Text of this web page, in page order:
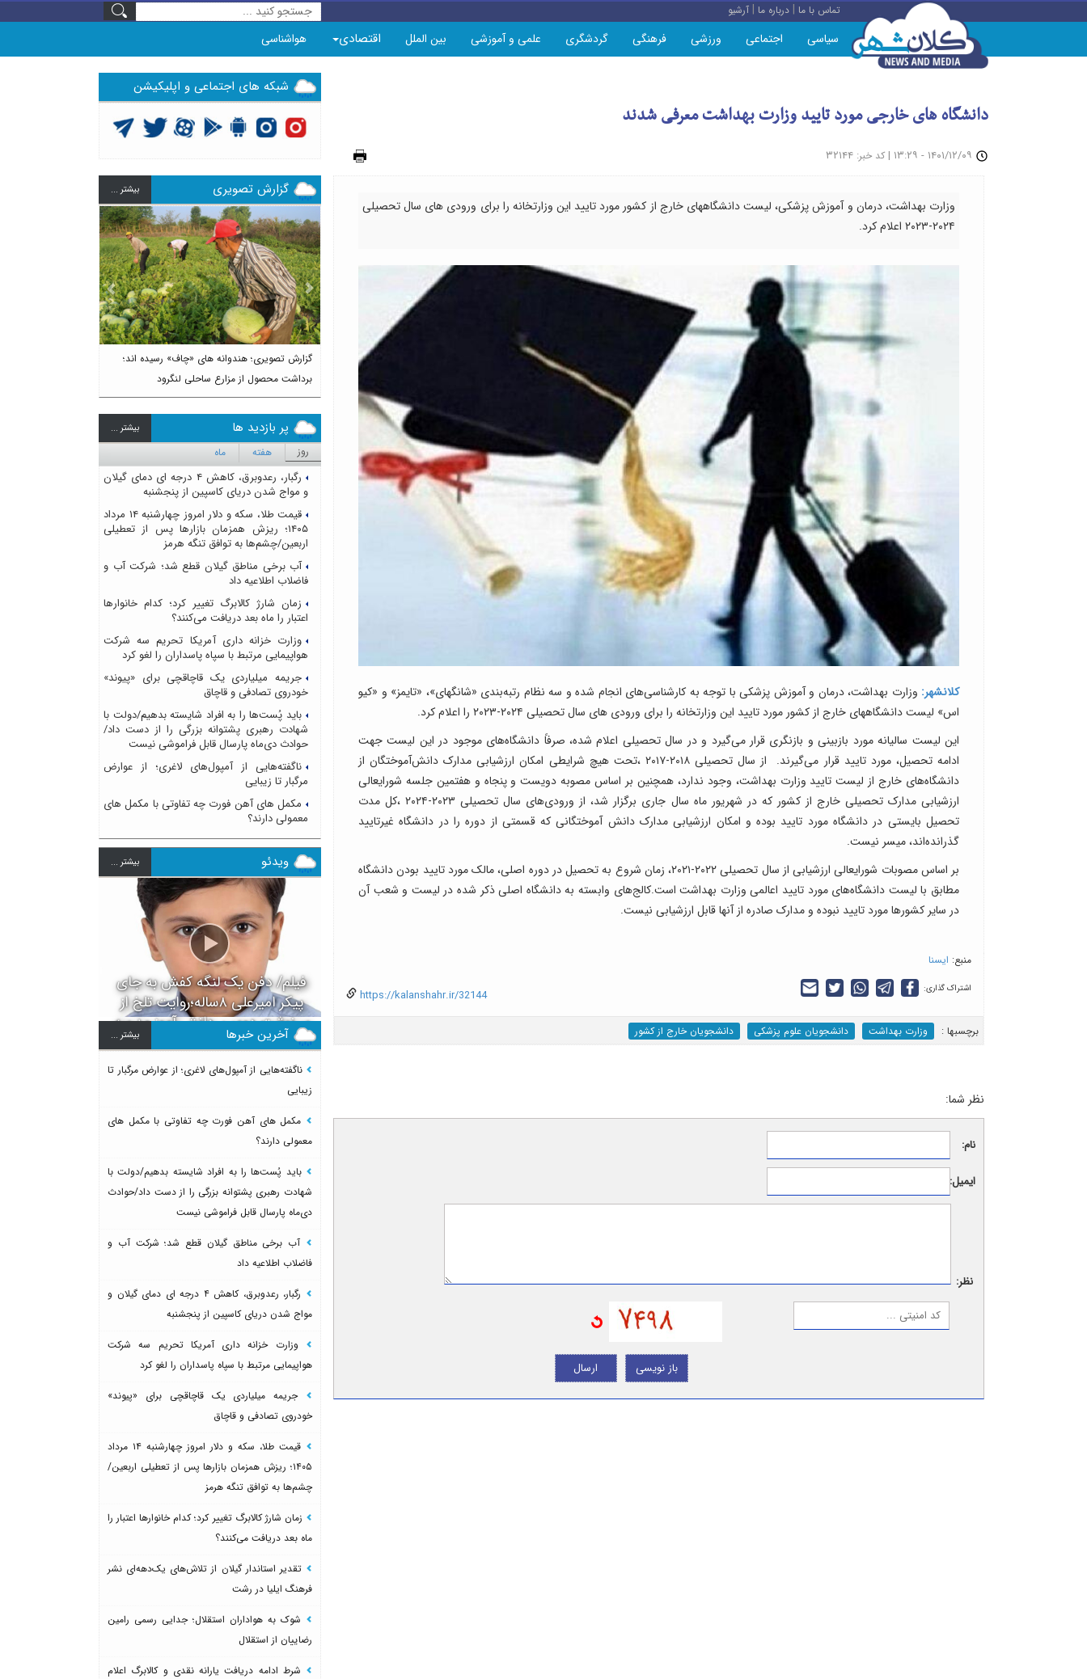
تماس با ما |درباره ما |آرشیو
سیاسی اجتماعی ورزشی فرهنگی گردشگری علمی و آموزشی بین الملل اقتصادی هواشناسی
دانشگاه های خارجی مورد تایید وزارت بهداشت معرفی شدند
| کد خبر: ۳۲۱۴۴
وزارت بهداشت، درمان و آموزش پزشکی، لیست دانشگاههای خارج از کشور مورد تایید این وزارتخانه را برای ورودی های سال تحصیلی
۲۰۲۴-۲۰۲۳ اعلام کرد.
کلانشهر: وزارت بهداشت، درمان و آموزش پزشکی با توجه به کارشناسی‌های انجام شده و سه نظام رتبه‌بندی «شانگهای»، «تایمز» و «کیو
اس» لیست دانشگاههای خارج از کشور مورد تایید این وزارتخانه را برای ورودی های سال تحصیلی ۲۰۲۴-۲۰۲۳ را اعلام کرد.
این لیست سالیانه مورد بازبینی و بازنگری قرار می‌گیرد و در سال تحصیلی اعلام شده، صرفاً دانشگاه‌های موجود در این لیست جهت
ادامه تحصیل، مورد تایید قرار می‌گیرند. از سال تحصیلی ۲۰۱۸-۲۰۱۷ ،تحت هیچ شرایطی امکان ارزشیابی مدارک دانش‌آموختگان از
دانشگاه‌های خارج از لیست تایید وزارت بهداشت، وجود ندارد، همچنین بر اساس مصوبه دویست و پنجاه و هفتمین جلسه شورایعالی
ارزشیابی مدارک تحصیلی خارج از کشور که در شهریور ماه سال جاری برگزار شد، از ورودی‌های سال تحصیلی ۲۰۲۳-۲۰۲۴ ،کل مدت
تحصیل بایستی در دانشگاه مورد تایید بوده و امکان ارزشیابی مدارک دانش آموختگانی که قسمتی از دوره را در دانشگاه غیرتایید
گذرانده‌اند، میسر نیست.
بر اساس مصوبات شورایعالی ارزشیابی از سال تحصیلی ۲۰۲۲-۲۰۲۱، زمان شروع به تحصیل در دوره اصلی، مالک مورد تایید بودن دانشگاه
مطابق با لیست دانشگاه‌های مورد تایید اعالمی وزارت بهداشت است.کالج‌های وابسته به دانشگاه اصلی ذکر شده در لیست و شعب آن
در سایر کشورها مورد تایید نبوده و مدارک صادره از آنها قابل ارزشیابی نیست.
منبع: ایسنا
https://kalanshahr.ir/32144 اشتراک گذاری:
برچسب‎ها : وزارت بهداشت دانشجویان علوم پزشکی دانشجویان خارج از کشور
نظر شما:
نام:
ایمیل:
نظر:
ارسال باز نویسی
شبکه های اجتماعی و اپلیکیشن
گزارش تصویری بيشتر ...
گزارش تصویری؛ هندوانه های «چاف» رسیده اند؛
برداشت محصول از مزارع ساحلی لنگرود
Previous Next
پر بازدید ها بيشتر ...
روز هفته ماه
رگبار، رعدوبرق، کاهش ۴ درجه ای دمای گیلان
و مواج شدن دریای کاسپین از پنجشنبه
قیمت طلا، سکه و دلار امروز چهارشنبه ۱۴ مرداد
۱۴۰۵؛ ریزش همزمان بازارها پس از تعطیلی
اربعین/چشم‌ها به توافق تنگه هرمز
آب برخی مناطق گیلان قطع شد؛ شرکت آب و
فاضلاب اطلاعیه داد
زمان شارژ کالابرگ تغییر کرد؛ کدام خانوارها
اعتبار را ماه بعد دریافت می‌کنند؟
وزارت خزانه داری آمریکا تحریم سه شرکت
هواپیمایی مرتبط با سپاه پاسداران را لغو کرد
جریمه میلیاردی یک قاچاقچی برای «پیوند»
خودروی تصادفی و قاچاق
باید پُست‌ها را به افراد شایسته بدهیم/دولت با
شهادت رهبری پشتوانه بزرگی را از دست داد/
حوادث دی‌ماه پارسال قابل فراموشی نیست
ناگفته‌هایی از آمپول‌های لاغری؛ از عوارض
مرگبار تا زیبایی
مکمل های آهن فورت چه تفاوتی با مکمل های
معمولی دارند؟
ویدئو بيشتر ...
فیلم/ دفن یک لنگه کفش به جای
پیکر امیرعلی ۸ساله؛روایت تلخ از
سرنوشت دومین دانش آموز مدرسه
میناب بعد از ماکان
آخرین خبرها بيشتر ...
ناگفته‌هایی از آمپول‌های لاغری؛ از عوارض مرگبار تا
زیبایی
مکمل های آهن فورت چه تفاوتی با مکمل های
معمولی دارند؟
باید پُست‌ها را به افراد شایسته بدهیم/دولت با
شهادت رهبری پشتوانه بزرگی را از دست داد/حوادث
دی‌ماه پارسال قابل فراموشی نیست
آب برخی مناطق گیلان قطع شد؛ شرکت آب و
فاضلاب اطلاعیه داد
رگبار، رعدوبرق، کاهش ۴ درجه ای دمای گیلان و
مواج شدن دریای کاسپین از پنجشنبه
وزارت خزانه داری آمریکا تحریم سه شرکت
هواپیمایی مرتبط با سپاه پاسداران را لغو کرد
جریمه میلیاردی یک قاچاقچی برای «پیوند»
خودروی تصادفی و قاچاق
قیمت طلا، سکه و دلار امروز چهارشنبه ۱۴ مرداد
۱۴۰۵؛ ریزش همزمان بازارها پس از تعطیلی اربعین/
چشم‌ها به توافق تنگه هرمز
زمان شارژ کالابرگ تغییر کرد؛ کدام خانوارها اعتبار را
ماه بعد دریافت می‌کنند؟
تقدیر استاندار گیلان از تلاش‌های یک‌دهه‌ای نشر
فرهنگ ایلیا در رشت
شوک به هواداران استقلال؛ جدایی رسمی رامین
رضاییان از استقلال
شرط ادامه دریافت یارانه نقدی و کالابرگ اعلام